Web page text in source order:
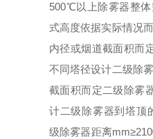
500℃以上除雾器整
式高度依据实际情况
内径或烟道截面积而
不同塔径设计二级除
截面积而定二级除雾
计二级除雾器到塔顶
级除雾器距离